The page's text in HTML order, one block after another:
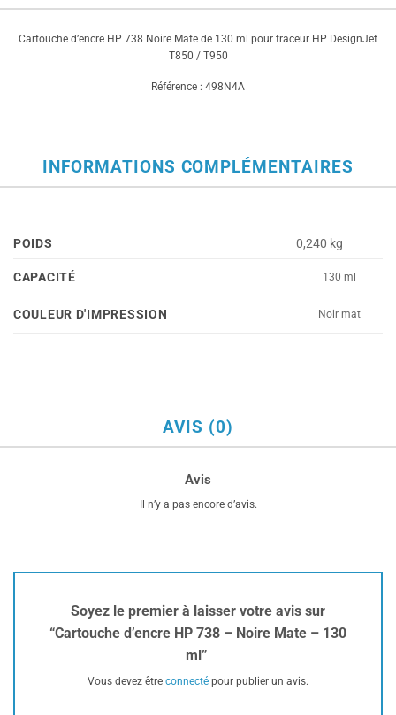
Cartouche d’encre HP 738 Noire Mate de 130 ml pour traceur HP DesignJet
T850 / T950
Référence : 498N4A
INFORMATIONS COMPLÉMENTAIRES
POIDS 0,240 kg
CAPACITÉ 130 ml
COULEUR D'IMPRESSION Noir mat
AVIS (0)
Avis
Il n’y a pas encore d’avis.
Soyez le premier à laisser votre avis sur
“Cartouche d’encre HP 738 – Noire Mate – 130
ml”
Vous devez être connecté pour publier un avis.